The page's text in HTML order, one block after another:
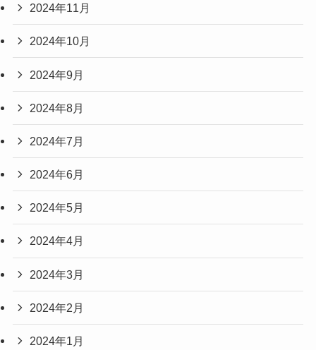
2024年11月
2024年10月
2024年9月
2024年8月
2024年7月
2024年6月
2024年5月
2024年4月
2024年3月
2024年2月
2024年1月